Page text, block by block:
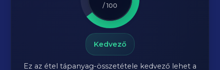
/ 100
Kedvező
Ez az étel tápanyag-összetétele kedvező lehet a